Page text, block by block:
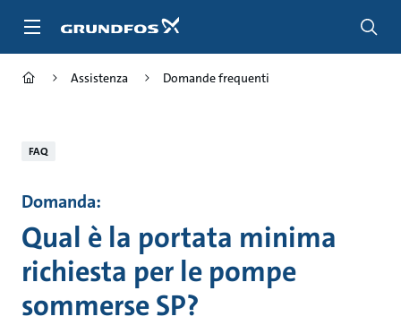
Assistenza Domande frequenti
FAQ
Domanda:
Qual è la portata minima
richiesta per le pompe
sommerse SP?